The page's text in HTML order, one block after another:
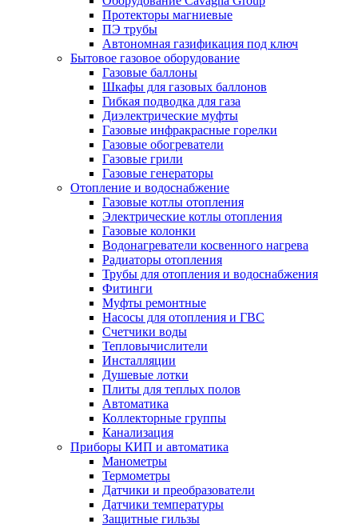
Протекторы магниевые
ПЭ трубы
Автономная газификация под ключ
Бытовое газовое оборудование
Газовые баллоны
Шкафы для газовых баллонов
Гибкая подводка для газа
Диэлектрические муфты
Газовые инфракрасные горелки
Газовые обогреватели
Газовые грили
Газовые генераторы
Отопление и водоснабжение
Газовые котлы отопления
Электрические котлы отопления
Газовые колонки
Водонагреватели косвенного нагрева
Радиаторы отопления
Трубы для отопления и водоснабжения
Фитинги
Муфты ремонтные
Насосы для отопления и ГВС
Счетчики воды
Тепловычислители
Инсталляции
Душевые лотки
Плиты для теплых полов
Автоматика
Коллекторные группы
Канализация
Приборы КИП и автоматика
Манометры
Термометры
Датчики и преобразователи
Датчики температуры
Защитные гильзы